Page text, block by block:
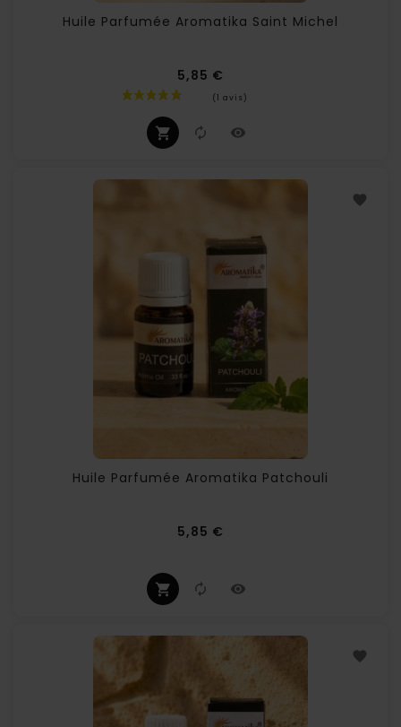
Huile Parfumée Aromatika Saint Michel
5,85 €
Huile Parfumée Aromatika Patchouli
5,85 €